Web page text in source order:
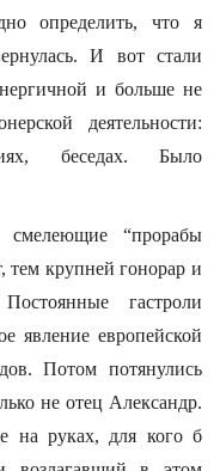
определить, что я
И вот стали
и больше не
деятельности:
беседах. Было
смелеющие “прорабы
тем крупней гонорар и
гастроли
явление европейской
Потом потянулись
не отец Александр.
на руках, для кого б